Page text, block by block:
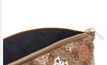
GUESS
Kosmetiktasche Travel Top
Zip Cosmetic Bag
50,00 €